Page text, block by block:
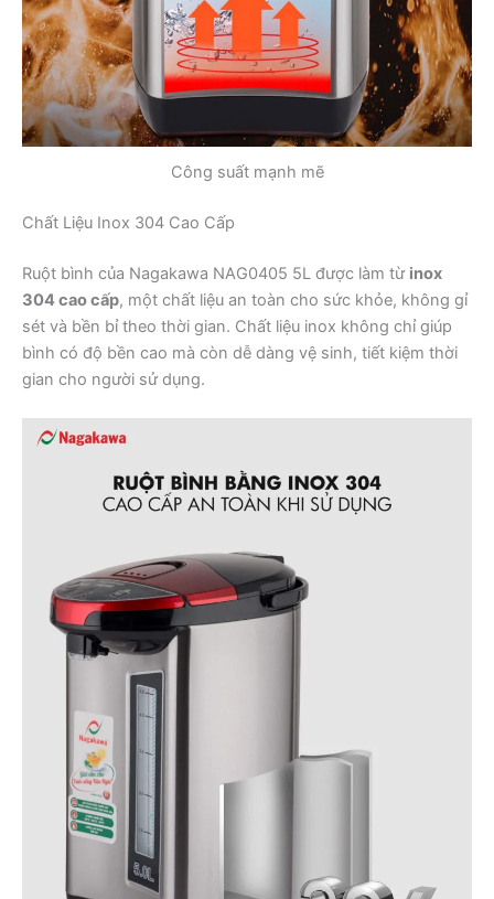
Công suất mạnh mẽ
Chất Liệu Inox 304 Cao Cấp
Ruột bình của Nagakawa NAG0405 5L được làm từ inox
304 cao cấp, một chất liệu an toàn cho sức khỏe, không gỉ
sét và bền bỉ theo thời gian. Chất liệu inox không chỉ giúp
bình có độ bền cao mà còn dễ dàng vệ sinh, tiết kiệm thời
gian cho người sử dụng.